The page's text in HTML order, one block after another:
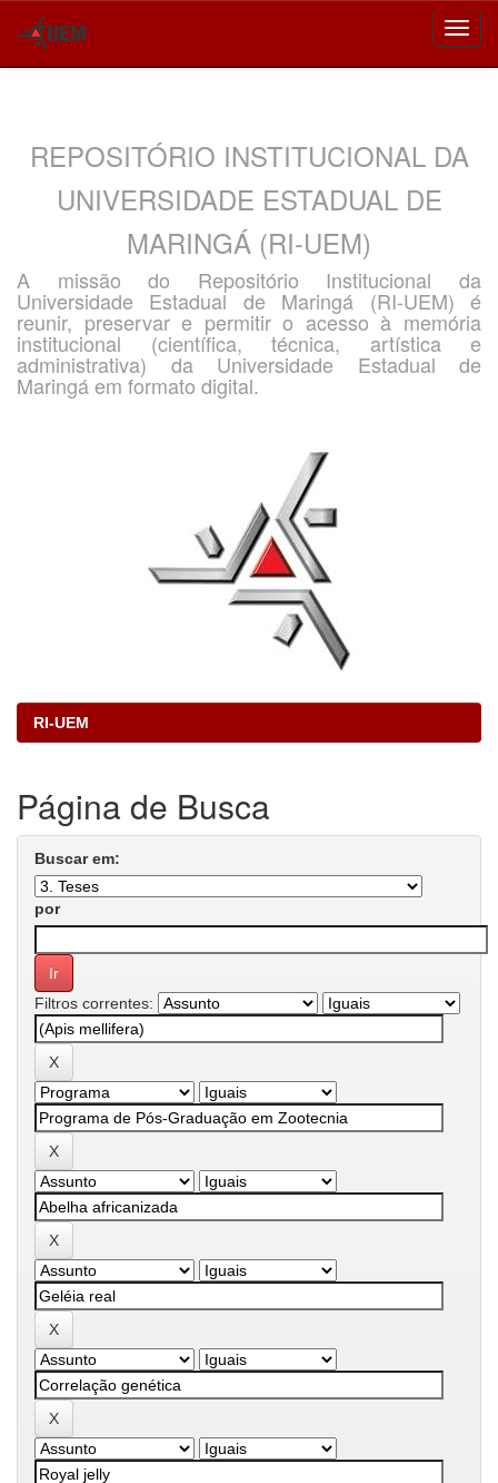
REPOSITÓRIO INSTITUCIONAL DA
UNIVERSIDADE ESTADUAL DE
MARINGÁ (RI-UEM)
A missão do Repositório Institucional da
Universidade Estadual de Maringá (RI-UEM) é
reunir, preservar e permitir o acesso à memória
institucional (científica, técnica, artística e
administrativa) da Universidade Estadual de
Maringá em formato digital.
RI-UEM
Página de Busca
Buscar em:
por
Filtros correntes: